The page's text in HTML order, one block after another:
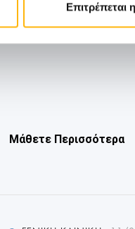
Επιτρέπεται
Μάθετε Περισσότερα